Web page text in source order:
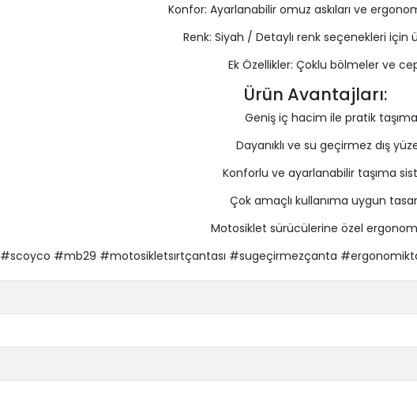
Konfor: Ayarlanabilir omuz askıları ve
Renk: Siyah / Detaylı renk seçenekleri için
Ek Özellikler: Çoklu bölmeler ve
Ürün Avantajları:
Geniş iç hacim ile pratik taşıma
Dayanıklı ve su geçirmez dış
Konforlu ve ayarlanabilir taşıma
Çok amaçlı kullanıma uygun
Motosiklet sürücülerine özel
#scoyco #mb29 #motosikletsırtçantası #sugeçirmezçanta